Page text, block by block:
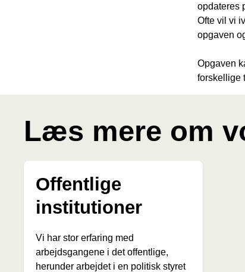
opdateres
Ofte vil vi
opgaven
Opgaven
forskellige
Læs mere om
Offentlige
institutioner
Vi har stor erfaring med
arbejdsgangene i det offentlige,
herunder arbejdet i en politisk styret